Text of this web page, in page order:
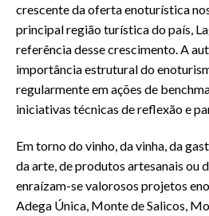
crescente da oferta enoturística
principal região turística do país,
referência desse crescimento. A
importância estrutural do
regularmente em ações de
iniciativas técnicas de reflexão e
Em torno do vinho, da vinha, da
da arte, de produtos artesanais ou
enraízam-se valorosos projetos
Adega Única, Monte de Salicos,